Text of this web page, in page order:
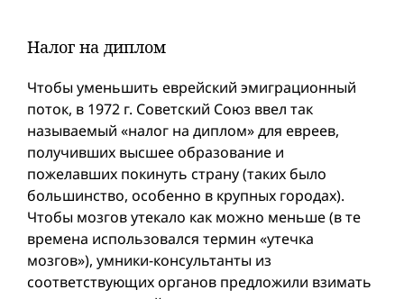
Налог на диплом
Чтобы уменьшить еврейский эмиграционный
поток, в 1972 г. Советский Союз ввел так
называемый «налог на диплом» для евреев,
получивших высшее образование и
пожелавших покинуть страну (таких было
большинство, особенно в крупных городах).
Чтобы мозгов утекало как можно меньше (в те
времена использовался термин «утечка
мозгов»), умники-консультанты из
соответствующих органов предложили взимать